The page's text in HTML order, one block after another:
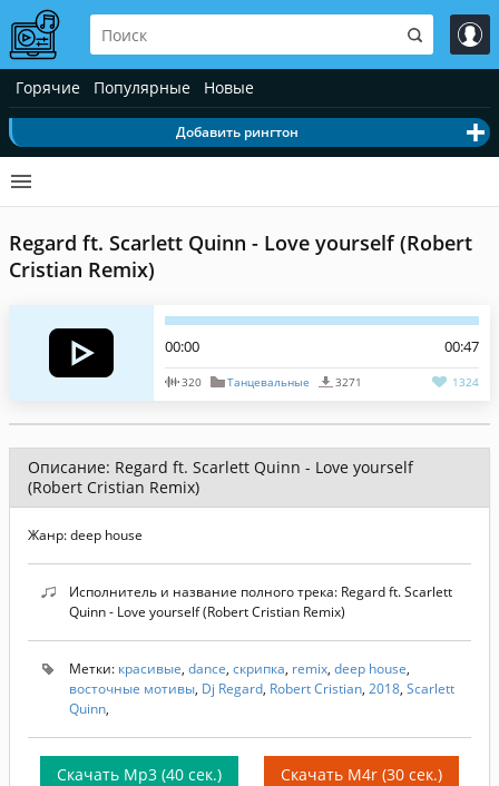
Горячие Популярные Новые
Добавить рингтон
Regard ft. Scarlett Quinn - Love yourself (Robert
Cristian Remix)
00:00 00:47
320 Танцевальные 3271 1324
Описание: Regard ft. Scarlett Quinn - Love yourself
(Robert Cristian Remix)
Жанр: deep house
Исполнитель и название полного трека: Regard ft. Scarlett
Quinn - Love yourself (Robert Cristian Remix)
Метки: красивые, dance, скрипка, remix, deep house,
восточные мотивы, Dj Regard, Robert Cristian, 2018, Scarlett
Quinn,
Скачать Mp3 (40 сек.) Скачать M4r (30 сек.)